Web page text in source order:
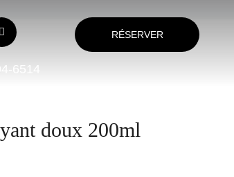
6514
RÉSERVER
doux 200ml